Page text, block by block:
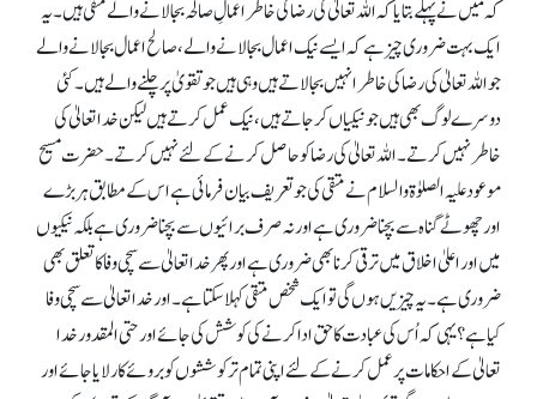
کہ مَیں نے پہلے بتایا کہ اللہ تعالیٰ کی رضا کی خاطر اعمالِ صالحہ بجا لانے والے متقی ہیں۔ یہ
ایک بہت ضروری چیز ہے کہ ایسے نیک اعمال بجا لانے والے، صالح اعمال بجا لانے والے
جو اللہ تعالیٰ کی رضا کی خاطر انہیں بجا لاتے ہیں وہی ہیں جو تقویٰ پر چلنے والے ہیں۔ کئی
دوسرے لوگ بھی ہیں جو نیکیاں کر جاتے ہیں، نیک عمل کرتے ہیں لیکن خدا تعالیٰ کی
خاطر نہیں کرتے۔ اللہ تعالیٰ کی رضا کو حاصل کرنے کے لئے نہیں کرتے۔ حضرت مسیح
موعود علیہ الصلوٰۃ والسلام نے متقی کی جو تعریف بیان فرمائی ہے اس کے مطابق ہر بڑے
اور چھوٹے گناہ سے بچنا ضروری ہے اور نہ صرف برائیوں سے بچنا ضروری ہے بلکہ نیکیوں
میں اور اعلیٰ اخلاق میں ترقی کرنا بھی ضروری ہے اور پھر خدا تعالیٰ سے سچی وفا کا تعلق بھی
ضروری ہے۔ یہ چیزیں ہوں گی تو ایک شخص متقی کہلا سکتا ہے۔ اور خدا تعالیٰ سے سچی وفا
کیا ہے؟ یہی کہ اُس کی عبادت کا حق ادا کرنے کی کوشش کی جائے اور حتی المقدور خدا
تعالیٰ کے احکامات پر عمل کرنے کے لئے اپنی تمام تر کوششوں کو بروئے کار لایا جائے اور